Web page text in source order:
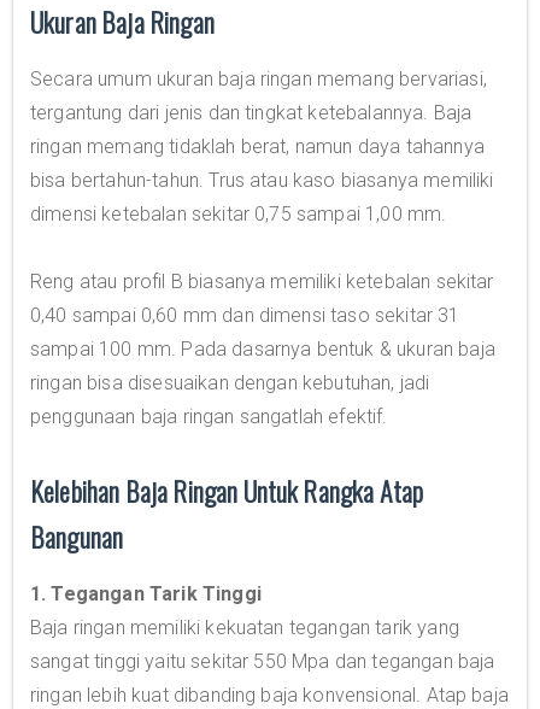
Ukuran Baja Ringan
Secara umum ukuran baja ringan memang bervariasi,
tergantung dari jenis dan tingkat ketebalannya. Baja
ringan memang tidaklah berat, namun daya tahannya
bisa bertahun-tahun. Trus atau kaso biasanya memiliki
dimensi ketebalan sekitar 0,75 sampai 1,00 mm.
Reng atau profil B biasanya memiliki ketebalan sekitar
0,40 sampai 0,60 mm dan dimensi taso sekitar 31
sampai 100 mm. Pada dasarnya bentuk & ukuran baja
ringan bisa disesuaikan dengan kebutuhan, jadi
penggunaan baja ringan sangatlah efektif.
Kelebihan Baja Ringan Untuk Rangka Atap
Bangunan
1. Tegangan Tarik Tinggi
Baja ringan memiliki kekuatan tegangan tarik yang
sangat tinggi yaitu sekitar 550 Mpa dan tegangan baja
ringan lebih kuat dibanding baja konvensional. Atap baja